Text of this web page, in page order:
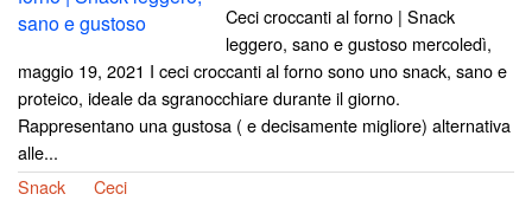
Ceci croccanti al forno | Snack
leggero, sano e gustoso mercoledì,
maggio 19, 2021 I ceci croccanti al forno sono uno snack, sano e
proteico, ideale da sgranocchiare durante il giorno.
Rappresentano una gustosa ( e decisamente migliore) alternativa
alle...
Snack
Ceci